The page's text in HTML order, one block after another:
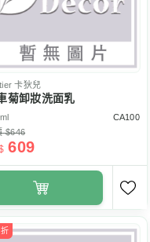
卡狄兒
菊卸妝洗面乳
CA100
$646
609